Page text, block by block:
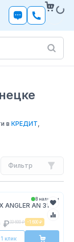
в КРЕДИТ,
Фильтр
В наличии
AN 310
₽33 600 ₽ -1 600 ₽
клик